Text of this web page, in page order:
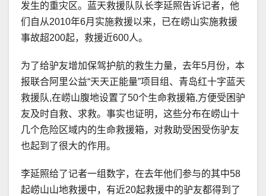
发生的重灾区。蓝天救援队队长李延照告诉记者，他
们自从2010年6月实施救援以来，已在崂山实施救援
事故超200起，救援近600人。
为了给驴友增加保驾护航的救生力量，去年5月份，本
报联合阿里公益“天天正能量”项目组、青岛红十字蓝天
救援队,在崂山腹地设置了50个生命救援箱,方便受困驴
友及时自救、求救。事实也证明，这些分布在崂山十
几个危险区域内的生命救援箱，对救助受困受伤驴友
也起到了很大的作用。
李延照给了记者一组数字，在去年他们参与的其中58
起崂山山地救援中，有近20起救援中的驴友都得到了